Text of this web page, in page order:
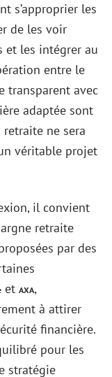
s’approprier les
de les voir
et les intégrer au
entre le
transparent avec
adaptée sont
ne sera
véritable projet
il convient
retraite
par des
et AXA,
à attirer
financière.
pour les
stratégie